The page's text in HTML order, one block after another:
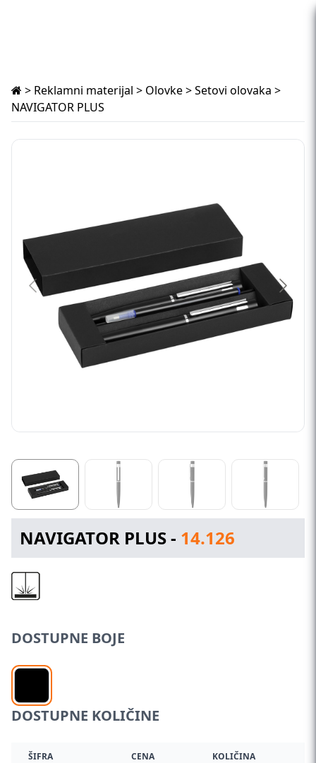
> Reklamni materijal > Olovke>Setovi olovaka >
NAVIGATOR PLUS
NAVIGATOR PLUS - 14.126
DOSTUPNE BOJE
DOSTUPNE KOLIČINE
ŠIFRA CENA KOLIČINA